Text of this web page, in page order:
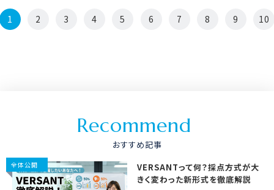
1 2 3 4 5 6 7 8 9 10
Recommend
おすすめ記事
全体公開
VERSANTって何？採点方式が大
きく変わった新形式を徹底解説